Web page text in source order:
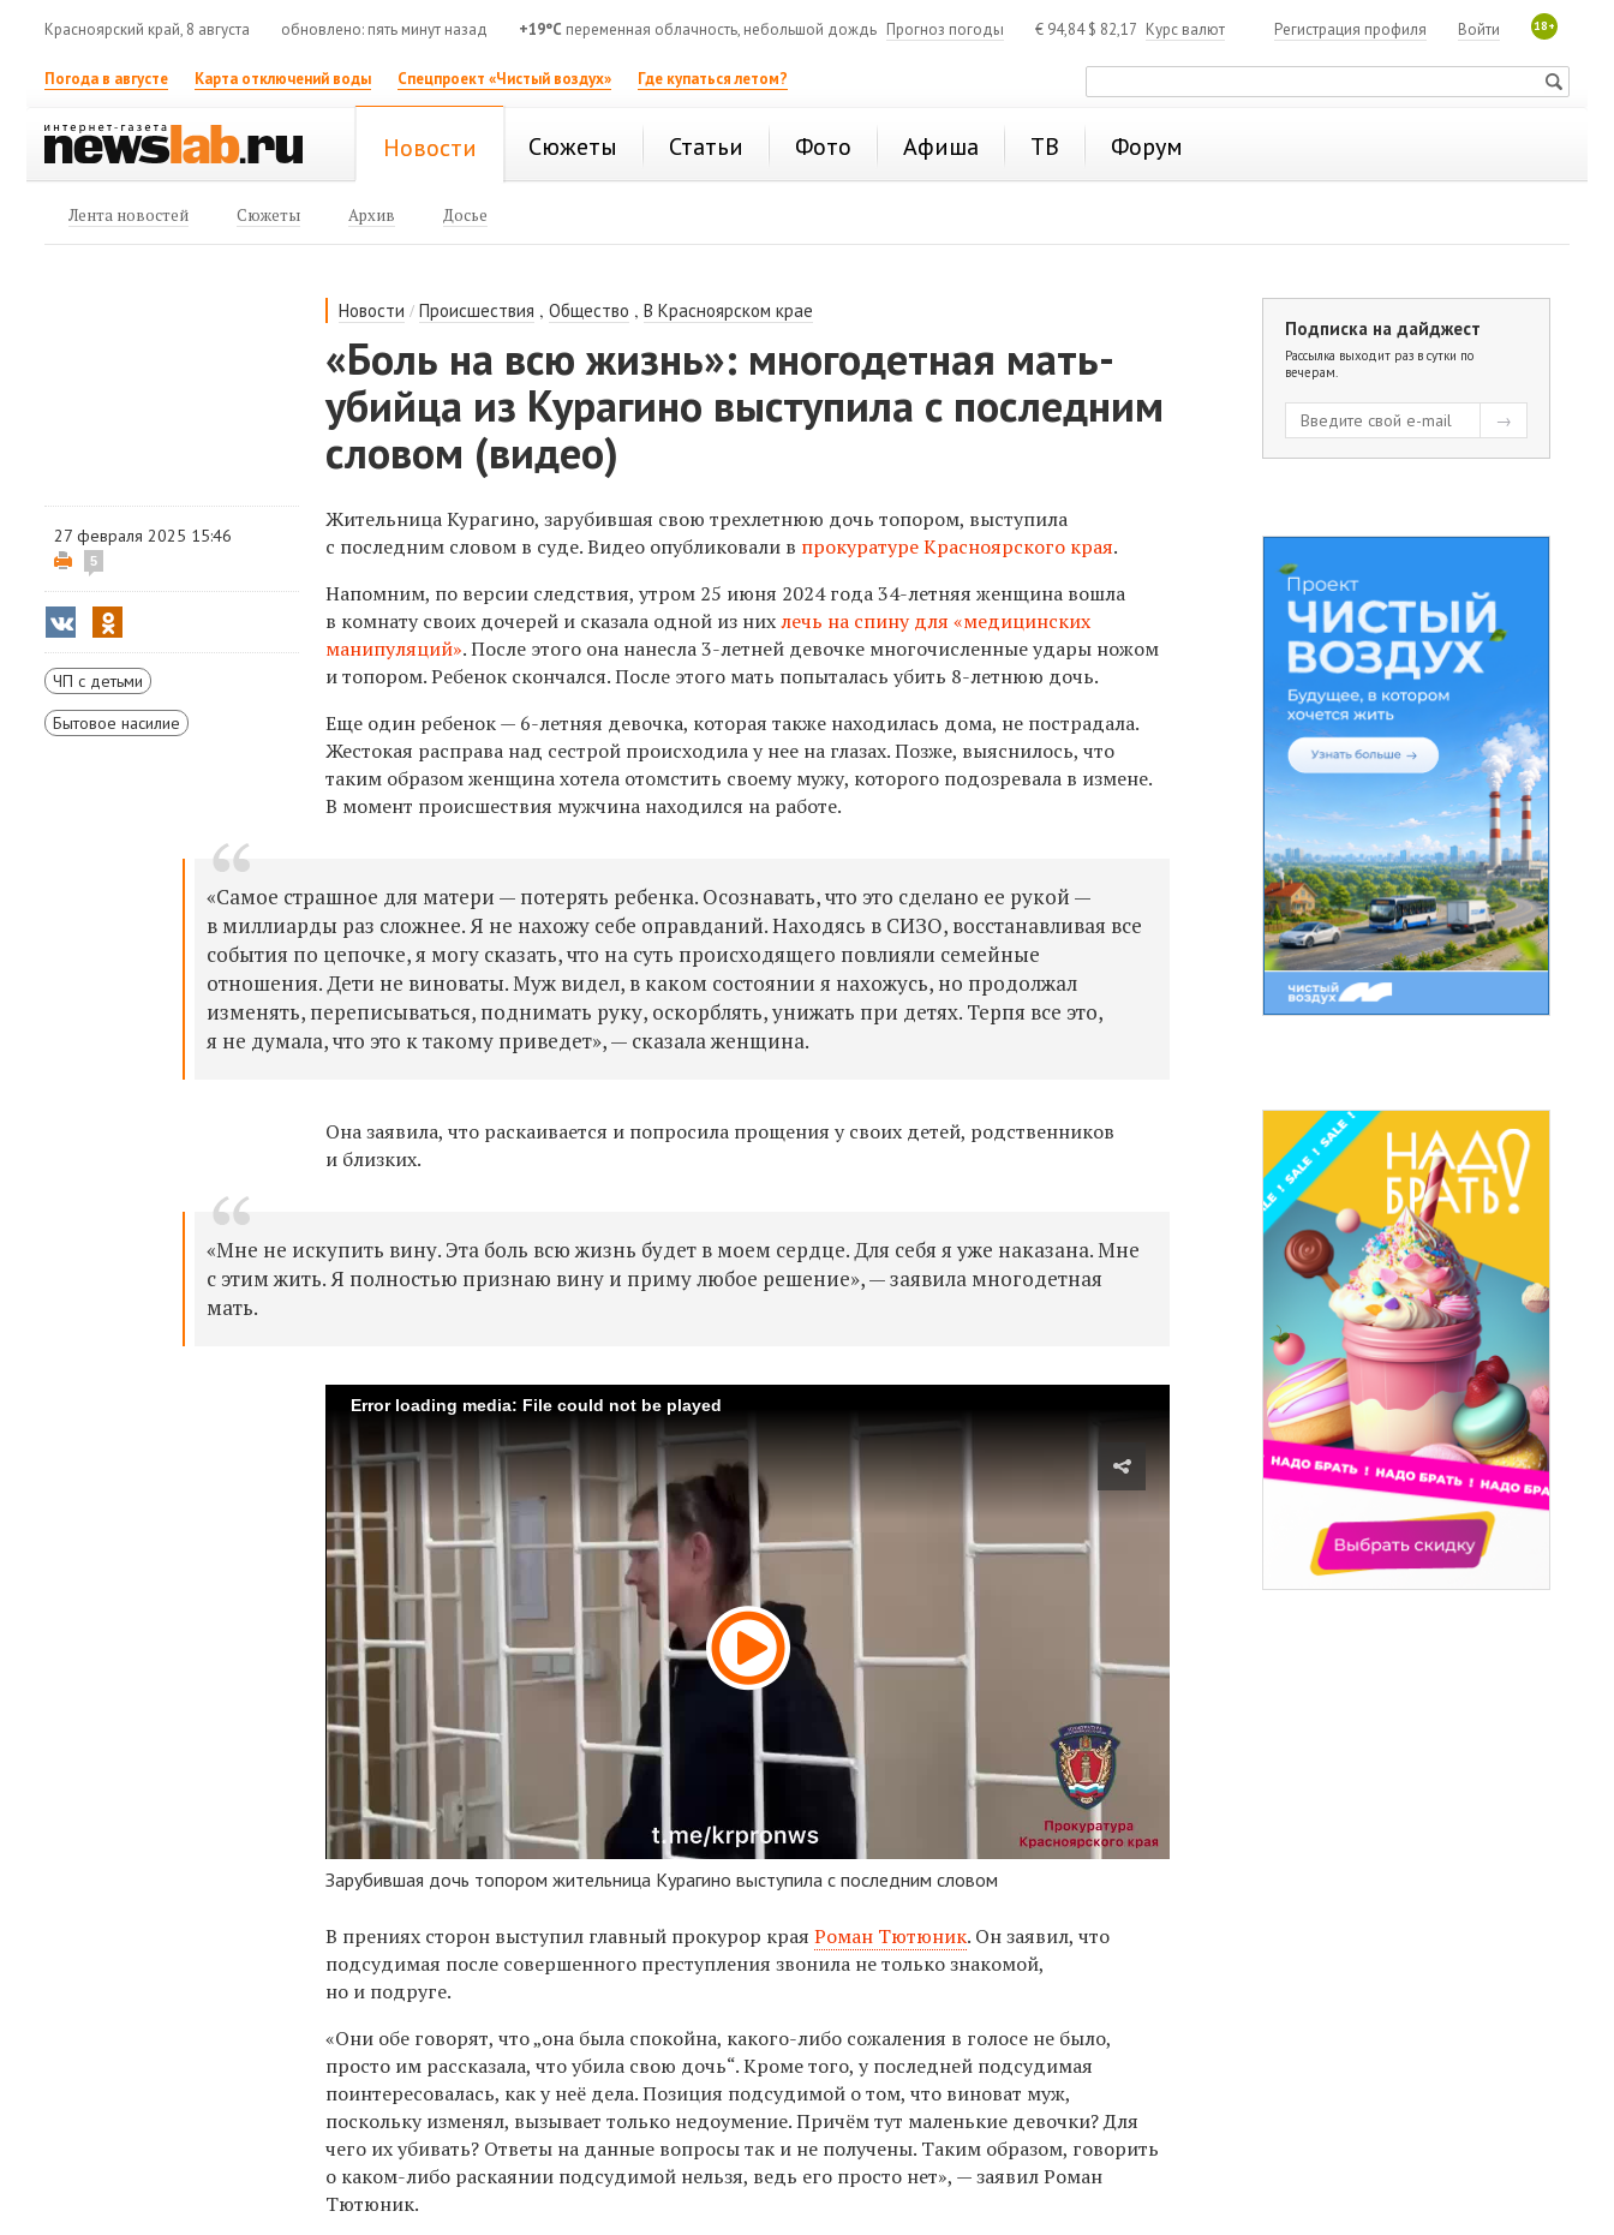
Красноярский край, 8 августа обновлено: пять минут назад +19°C переменная облачность, небольшой дождь Прогноз погоды € 94,84$ 82,17 Курс валют 18+
Войти
Регистрация профиля
Погода в августе Карта отключений воды Спецпроект «Чистый воздух» Где купаться летом?
Новости Сюжеты Статьи Фото Афиша ТВ Форум
Лента новостей Сюжеты Архив Досье
Новости /Происшествия ,Общество ,В Красноярском крае
«Боль на всю жизнь»: многодетная мать-
убийца из Курагино выступила с последним
словом (видео)
27 февраля 2025 15:46
5
ЧП с детьми
Бытовое насилие
Жительница Курагино, зарубившая свою трехлетнюю дочь топором, выступила
с последним словом в суде. Видео опубликовали в прокуратуре Красноярского края.
Напомним, по версии следствия, утром 25 июня 2024 года 34-летняя женщина вошла
в комнату своих дочерей и сказала одной из нихлечь на спину для «медицинских
манипуляций». После этого она нанесла 3-летней девочке многочисленные удары ножом
и топором. Ребенок скончался. После этого мать попыталась убить 8-летнюю дочь.
Еще один ребенок — 6-летняя девочка, которая также находилась дома, не пострадала.
Жестокая расправа над сестрой происходила у нее на глазах. Позже, выяснилось, что
таким образом женщина хотела отомстить своему мужу, которого подозревала в измене.
В момент происшествия мужчина находился на работе.
«Самое страшное для матери — потерять ребенка. Осознавать, что это сделано ее рукой —
в миллиарды раз сложнее. Я не нахожу себе оправданий. Находясь в СИЗО, восстанавливая все
события по цепочке, я могу сказать, что на суть происходящего повлияли семейные
отношения. Дети не виноваты. Муж видел, в каком состоянии я нахожусь, но продолжал
изменять, переписываться, поднимать руку, оскорблять, унижать при детях. Терпя все это,
я не думала, что это к такому приведет», — сказала женщина.
Она заявила, что раскаивается и попросила прощения у своих детей, родственников
и близких.
«Мне не искупить вину. Эта боль всю жизнь будет в моем сердце. Для себя я уже наказана. Мне
с этим жить. Я полностью признаю вину и приму любое решение», — заявила многодетная
мать.
Error loading media: File could not be played
Зарубившая дочь топором жительница Курагино выступила с последним словом
В прениях сторон выступил главный прокурор краяРоман Тютюник. Он заявил, что
подсудимая после совершенного преступления звонила не только знакомой,
но и подруге.
«Они обе говорят, что „она была спокойна, какого-либо сожаления в голосе не было,
просто им рассказала, что убила свою дочь“. Кроме того, у последней подсудимая
поинтересовалась, как у неё дела. Позиция подсудимой о том, что виноват муж,
поскольку изменял, вызывает только недоумение. Причём тут маленькие девочки? Для
чего их убивать? Ответы на данные вопросы так и не получены. Таким образом, говорить
о каком-либо раскаянии подсудимой нельзя, ведь его просто нет», — заявил Роман
Тютюник.
Подписка на дайджест
Рассылка выходит раз в сутки по
вечерам.